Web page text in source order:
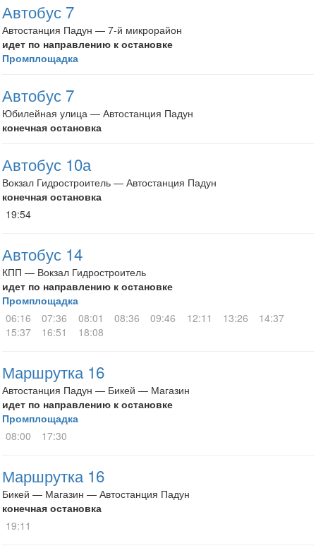
Автобус 7
Автостанция Падун — 7-й микрорайон
идет по направлению к остановке
Промплощадка
Автобус 7
Юбилейная улица — Автостанция Падун
конечная остановка
Автобус 10а
Вокзал Гидростроитель — Автостанция Падун
конечная остановка
19:54
Автобус 14
КПП — Вокзал Гидростроитель
идет по направлению к остановке
Промплощадка
06:16
07:36 08:01 08:36 09:46 12:11 13:26
14:37
15:37
16:51 18:08
Маршрутка 16
Автостанция Падун — Бикей — Магазин
идет по направлению к остановке
Промплощадка
08:00
17:30
Маршрутка 16
Бикей — Магазин — Автостанция Падун
конечная остановка
19:11